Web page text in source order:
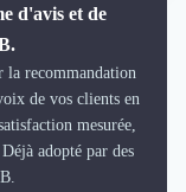
d'avis et de
la recommandation
de vos clients en
mesurée,
adopté par des